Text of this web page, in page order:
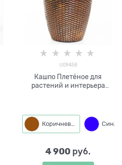
U09458
Кашпо Плетёное для
растений и интерьера
Коричневый Синий
4 900 руб.